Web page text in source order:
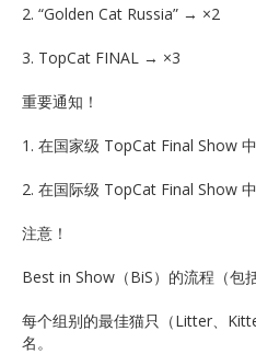
2. “Golden Cat Russia” → ×2
3. TopCat FINAL → ×3
重要通知！
1. 在国家级 TopCat Final Show
2. 在国际级 TopCat Final Show
注意！
Best in Show（BiS）的流程（包
每个组别的最佳猫只（Litter、
名。